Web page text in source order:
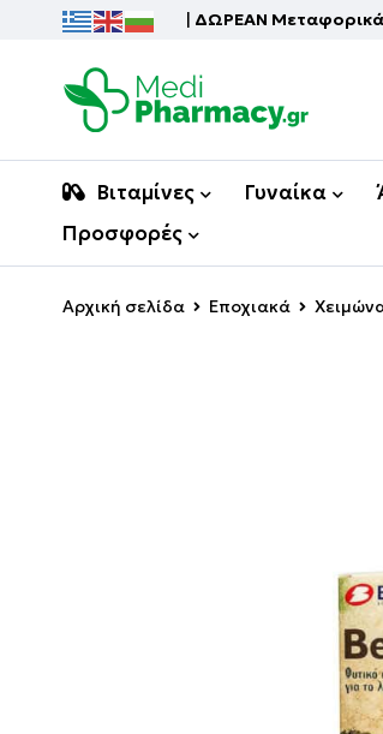
| ΔΩΡΕΑΝ Μεταφορικά
Βιταμίνες Γυναίκα
Προσφορές
Αρχική σελίδα Εποχιακά